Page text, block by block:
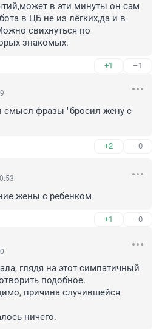
в эти минуты он сам
в ЦБ не из лёгких,да и в
свихнуться по
знакомых.
+1 –1
смысл фразы "бросил жену с
+2 –0
жены с ребенком
+1 –0
глядя на этот симпатичный
подобное.
причина случившейся
ничего.